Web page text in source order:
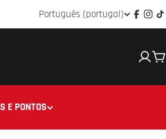
Idioma
Português (portugal)
E PONTOS